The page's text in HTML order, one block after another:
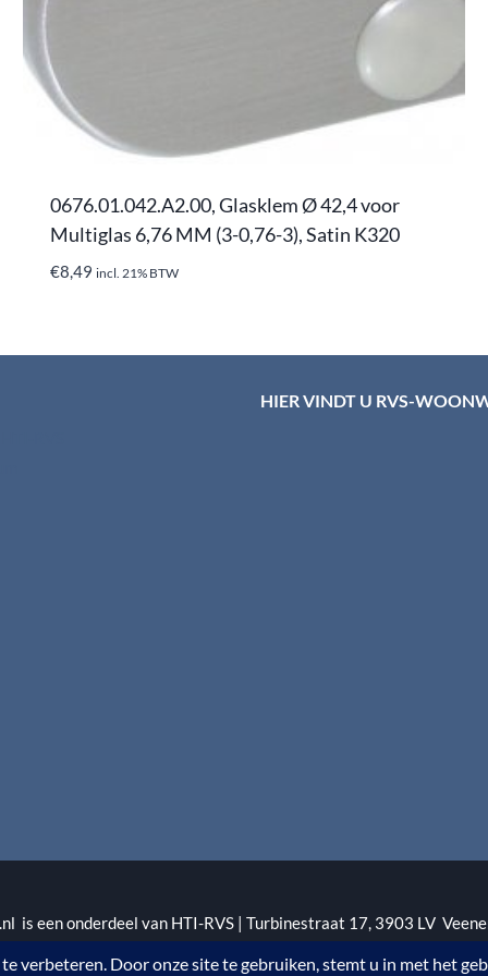
0676.01.042.A2.00, Glasklem Ø 42,4 voor
Multiglas 6,76 MM (3-0,76-3), Satin K320
€8,49 incl. 21% BTW
HIER VINDT U RVS-
is een onderdeel van HTI-RVS | Turbinestraat 17, 3903 LV